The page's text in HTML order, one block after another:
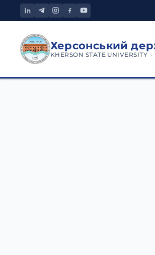
Херсонський
KHERSON STATE